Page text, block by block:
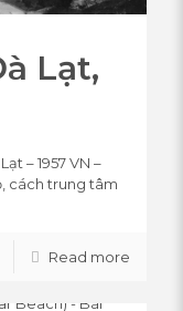
Lạt,
– 1957 VN –
cách trung tâm
Read more